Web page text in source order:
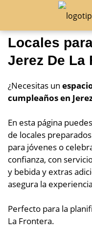
Locales
Jerez De La
¿Necesitas un
cumpleaños en
En esta página
de locales
para jóvenes o
confianza, con
y bebida y extras
asegura la
Perfecto para la
La Frontera.